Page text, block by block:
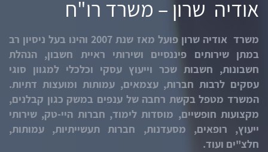
אודיה שרון – משרד רו"ח
משרד אודיה שרון פועל מאז שנת 2007 והינו בעל ניסיון רב
במתן שירותים פיננסיים ושירותי ראיית חשבון, הנהלת
חשבונות, חשבות שכר וייעוץ עסקי וכלכלי למגוון סוגי
עסקים לרבות חברות, עצמאים, עמותות ומועצות דתיות.
המשרד מטפל בקשת רחבה של ענפים במשק כגון קבלנים,
מקצועות חופשיים, מוסדות לימוד, חברות היי-טק, שירותי
ייעוץ, רופאים, מסעדנות, חברות תעשייתיות, עמותות,
חלצ"ים ועוד.